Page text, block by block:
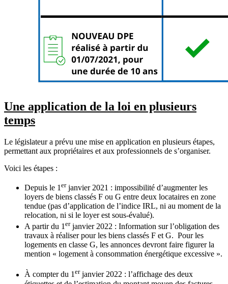
Une application de la loi en plusieurs
temps
Le législateur a prévu une mise en application en plusieurs étapes,
permettant aux propriétaires et aux professionnels de s’organiser.
Voici les étapes :
Depuis le 1 erjanvier 2021 : impossibilité d’augmenter les
loyers de biens classés F ou G entre deux locataires en zone
tendue (pas d’application de l’indice IRL, ni au moment de la
relocation, ni si le loyer est sous-évalué).
A partir du 1erjanvier 2022 : Information sur l’obligation des
travaux à réaliser pour les biens classés F et G. Pour les
logements en classe G, les annonces devront faire figurer la
mention « logement à consommation énergétique excessive ».
À compter du 1erjanvier 2022 : l’affichage des deux